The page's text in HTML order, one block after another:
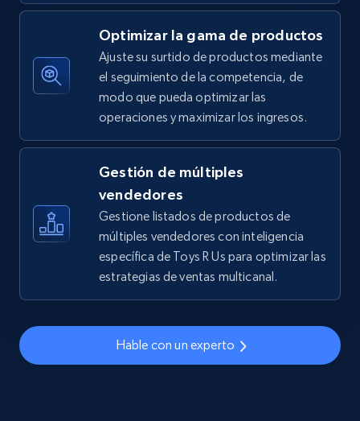
price, Final price, Discount percent, and more.
Comenzar ahora
TikTok Shop - discover records by shop url
URL, Title, Available, Description, Currency, Initial
price, Final price, Discount percent, and more.
667+ Comenzar ahora
Optimizar la gama de productos
Ajuste su surtido de productos mediante
el seguimiento de la competencia, de
modo que pueda optimizar las
operaciones y maximizar los ingresos.
Gestión de múltiples
vendedores
Gestione listados de productos de
múltiples vendedores con inteligencia
específica de Toys R Us para optimizar las
estrategias de ventas multicanal.
Hable con un experto